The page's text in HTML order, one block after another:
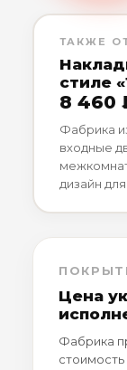
ТАКЖЕ
стиле
8 460
Фабрика
входные
дизайн
Цена
Фабрика